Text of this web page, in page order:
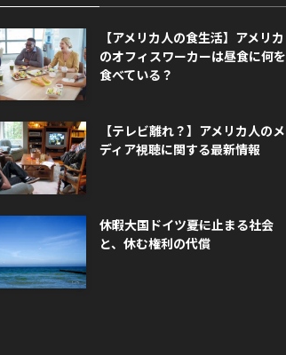
【アメリカ人の食生活】アメリカ
のオフィスワーカーは昼食に何を
食べている？
【テレビ離れ？】アメリカ人のメ
ディア視聴に関する最新情報
休暇大国ドイツ――夏に止まる社会
と、休む権利の代償